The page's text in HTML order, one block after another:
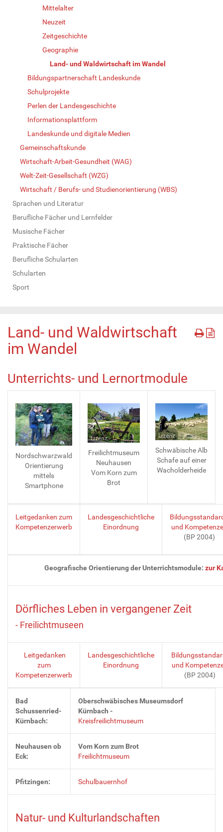
Mittelalter
Neuzeit
Zeitgeschichte
Geographie
Land- und Waldwirtschaft im Wandel
Bildungspartnerschaft Landeskunde
Schulprojekte
Perlen der Landesgeschichte
Informationsplattform
Landeskunde und digitale Medien
Gemeinschaftskunde
Wirtschaft-Arbeit-Gesundheit (WAG)
Welt-Zeit-Gesellschaft (WZG)
Wirtschaft / Berufs- und Studienorientierung (WBS)
Sprachen und Literatur
Berufliche Fächer und Lernfelder
Musische Fächer
Praktische Fächer
Berufliche Schularten
Schularten
Sport
Land- und Waldwirtschaft
im Wandel
Unterrichts- und Lernortmodule
Nordschwarzwald
Orientierung
mittels
Smartphone
Lizenz
Freilichtmuseum
Neuhausen
Vom Korn zum
Brot
Lizenz
Schwäbische Alb
Schafe auf einer
Wacholderheide
Leitgedanken zum
Kompetenzerwerb
Landesgeschichtliche
Einordnung
und
(BP 2004)
Geografische Orientierung der Unterrichtsmodule: zur
Dörfliches Leben in vergangener Zeit
- Freilichtmuseen
Leitgedanken
zum
Kompetenzerwerb
Landesgeschichtliche
Einordnung
und
(BP 2004)
Bad
Schussenried-
Kürnbach:
Oberschwäbisches Museumsdorf
Kürnbach -
Kreisfreilichtmuseum
Neuhausen ob
Eck:
Vom Korn zum Brot
Freilichtmuseum
Pfitzingen: Schulbauernhof
Natur- und Kulturlandschaften